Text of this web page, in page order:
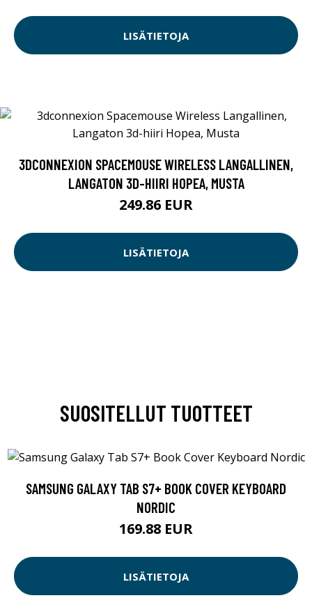
LISÄTIETOJA
3DCONNEXION SPACEMOUSE WIRELESS LANGALLINEN,
LANGATON 3D-HIIRI HOPEA, MUSTA
249.86 EUR
LISÄTIETOJA
SUOSITELLUT TUOTTEET
SAMSUNG GALAXY TAB S7+ BOOK COVER KEYBOARD
NORDIC
169.88 EUR
LISÄTIETOJA